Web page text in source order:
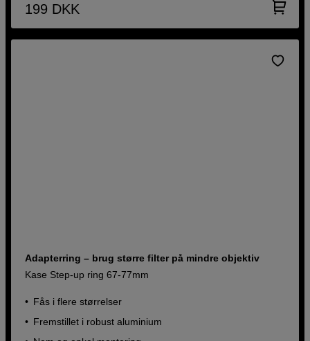
199 DKK
Adapterring – brug større filter på mindre objektiv
Kase Step-up ring 67-77mm
Fås i flere størrelser
Fremstillet i robust aluminium